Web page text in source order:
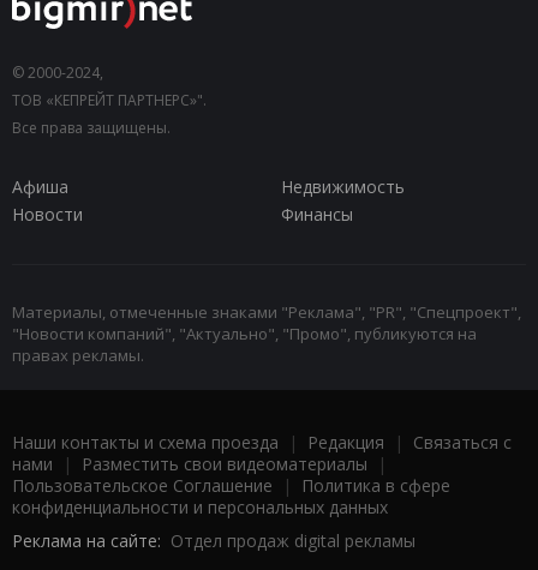
© 2000-2024,
ТОВ «КЕПРЕЙТ ПАРТНЕРС»".
Все права защищены.
Афиша
Недвижимость
Новости
Финансы
Материалы, отмеченные знаками "Реклама", "PR", "Спецпроект",
"Новости компаний", "Актуально", "Промо", публикуются на
правах рекламы.
Наши контакты и схема проезда | Редакция | Связаться с
нами | Разместить свои видеоматериалы |
Пользовательское Соглашение |
Политика в сфере
конфиденциальности и персональных данных
Реклама на сайте: Отдел продаж digital рекламы